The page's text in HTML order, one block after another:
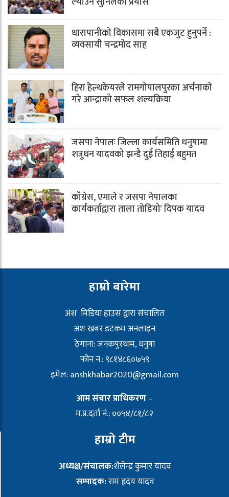
धारापानीको विकासमा सबै एकजुट हुनुपर्ने :
व्यवसायी चन्द्रमोद साह
हिरा हेल्थकेयरले रामगोपालपुरका अर्चनाको
गरे आन्द्राको सफल शल्यक्रिया
जसपा नेपालः जिल्ला कार्यसमिति धनुषामा
शत्रुधन यादवको झन्डै दुई तिहाई बहुमत
काँग्रेस, एमाले र जसपा नेपालका
कार्यकर्ताद्वारा ताला तोडियोः दिपक यादव
हाम्रो बारेमा
अंश मिडिया हाउस द्वारा संचालित
अंश खबर डटकम अनलाइन
ठेगाना: जनकपुरधाम, धनुषा
फोन नं.: ९८१४८६०७५९
इमेल:anshkhabar2020@gmail.com
आम संचार प्राधिकरण–
म.प्र.दर्ता नं.: ००५४/८१/८२
हाम्रो टीम
अध्यक्ष/संचालक:शैलेन्द्र कुमार यादव
सम्पादक:राम हृदय यादव